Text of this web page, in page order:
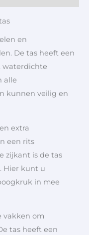
en
De tas heeft een
waterdichte
alle
kunnen veilig en
extra
een rits
zijkant is de tas
Hier kunt u
in mee
vakken om
tas heeft een